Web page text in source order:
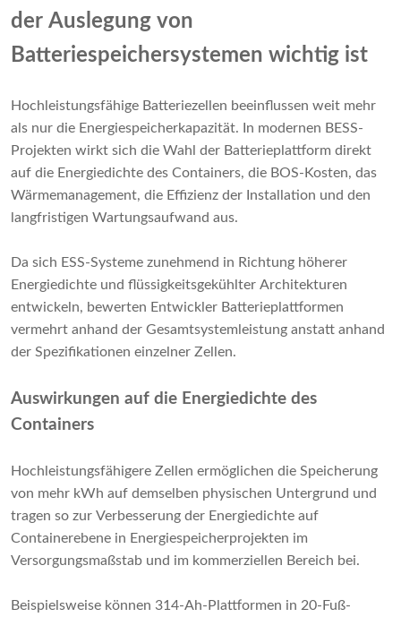
der Auslegung von
Batteriespeichersystemen wichtig ist
Hochleistungsfähige Batteriezellen beeinflussen weit mehr
als nur die Energiespeicherkapazität. In modernen BESS-
Projekten wirkt sich die Wahl der Batterieplattform direkt
auf die Energiedichte des Containers, die BOS-Kosten, das
Wärmemanagement, die Effizienz der Installation und den
langfristigen Wartungsaufwand aus.
Da sich ESS-Systeme zunehmend in Richtung höherer
Energiedichte und flüssigkeitsgekühlter Architekturen
entwickeln, bewerten Entwickler Batterieplattformen
vermehrt anhand der Gesamtsystemleistung anstatt anhand
der Spezifikationen einzelner Zellen.
Auswirkungen auf die Energiedichte des
Containers
Hochleistungsfähigere Zellen ermöglichen die Speicherung
von mehr kWh auf demselben physischen Untergrund und
tragen so zur Verbesserung der Energiedichte auf
Containerebene in Energiespeicherprojekten im
Versorgungsmaßstab und im kommerziellen Bereich bei.
Beispielsweise können 314-Ah-Plattformen in 20-Fuß-